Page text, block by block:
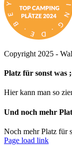
Copyright 2025 -
Toggle
Bar
Platz für sonst was
Hier kann man so
Und noch mehr
Noch mehr Platz für
Page load link